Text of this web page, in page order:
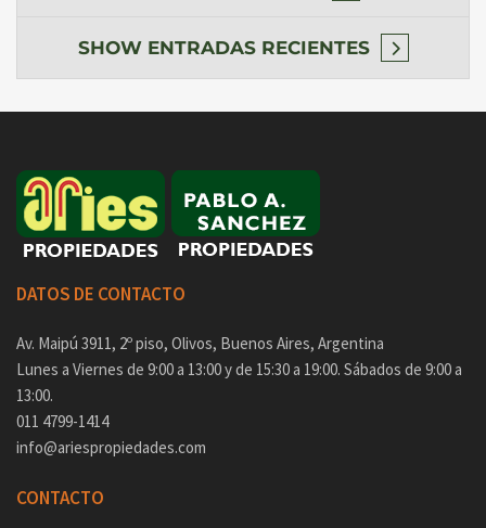
SHOW ENTRADAS RECIENTES
DATOS DE CONTACTO
Av. Maipú 3911, 2º piso, Olivos, Buenos Aires, Argentina
Lunes a Viernes de 9:00 a 13:00 y de 15:30 a 19:00. Sábados de 9:00 a
13:00.
011 4799-1414
info@ariespropiedades.com
CONTACTO